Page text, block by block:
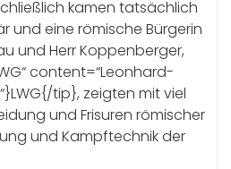
kamen tatsächlich
und eine römische Bürgerin
und Herr Koppenberger,
content=“Leonhard-
tip}, zeigten mit viel
und Frisuren römischer
und Kampftechnik der